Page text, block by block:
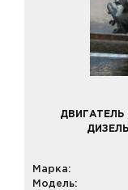
ДВИГАТЕЛЬ
Марка:
Модель: